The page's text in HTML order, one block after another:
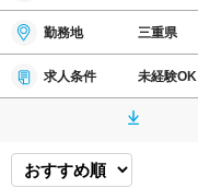
勤務地 三重県
求人条件 未経験OK